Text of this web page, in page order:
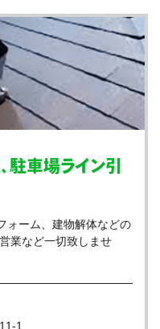
駐車場ライン引
ォーム、建物解体などの
業など一切致しませ
1